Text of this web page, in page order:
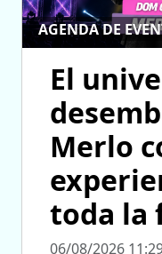
AGENDA DE
El
Merlo
toda la
06/08/2026